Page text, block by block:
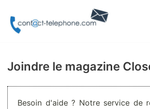
Aller
Joindre le magazine
Besoin d'aide ? Notre service de